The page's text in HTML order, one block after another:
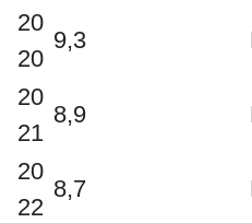
20
20
9,3
20
21
8,9
20
22
8,7